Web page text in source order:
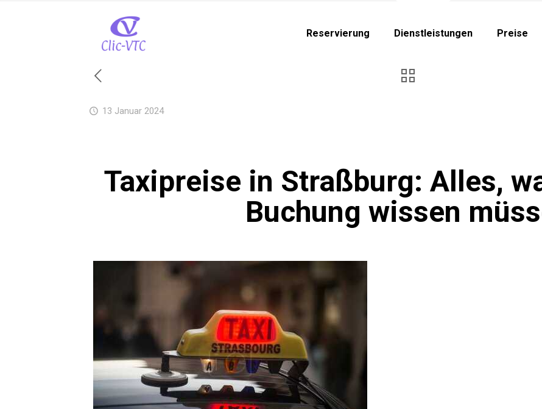
Reservierung Dienstleistungen Preise
13 Januar 2024
Taxipreise in Straßburg: Alles,
Buchung wissen